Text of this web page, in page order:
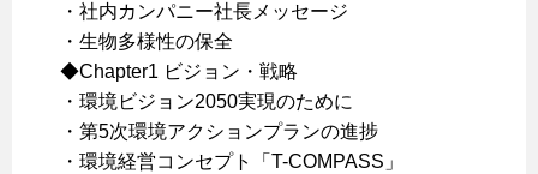
・社内カンパニー社長メッセージ
・生物多様性の保全
◆Chapter1 ビジョン・戦略
・環境ビジョン2050実現のために
・第5次環境アクションプランの進捗
・環境経営コンセプト「T-COMPASS」